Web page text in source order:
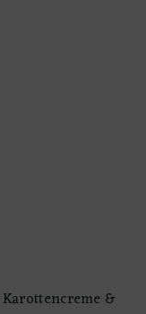
&